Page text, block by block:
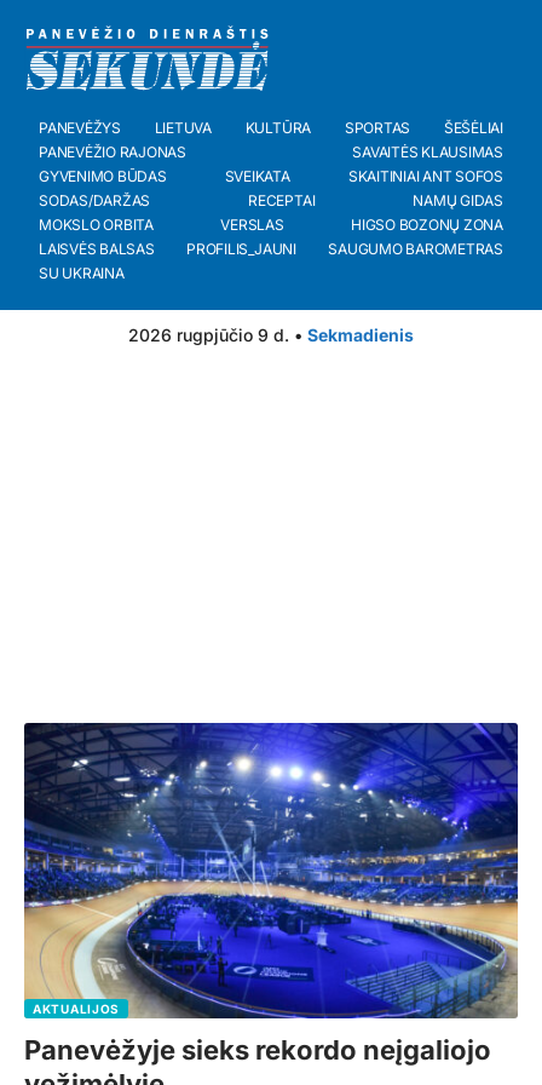
PANEVĖŽYS LIETUVA KULTŪRA SPORTAS
ŠEŠĖLIAI
PANEVĖŽIO RAJONAS
SAVAITĖS KLAUSIMAS
GYVENIMO BŪDAS
SVEIKATA
SKAITINIAI ANT SOFOS
SODAS/DARŽAS
RECEPTAI
NAMŲ GIDAS
MOKSLO ORBITA
VERSLAS
HIGSO BOZONŲ ZONA
LAISVĖS BALSAS
PROFILIS_JAUNI
SAUGUMO BAROMETRAS
SU UKRAINA
2026 rugpjūčio 9 d. • Sekmadienis
AKTUALIJOS
Panevėžyje sieks rekordo neįgaliojo